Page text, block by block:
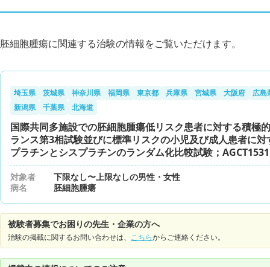
胚細胞腫瘍に関連する治験の情報をご覧いただけます。
埼玉県 茨城県 神奈川県 福岡県 東京都 兵庫県 宮城県 大阪府
広島
新潟県
千葉県 北海道
国際共同多施設での胚細胞腫瘍低リスク患者に対する積極
ランス第3相試験並びに標準リスクの小児及び成人患者に対
プラチンとシスプラチンのランダム化比較試験；AGCT1531
対象者
下限なし〜上限なしの男性・女性
病名
胚細胞腫瘍
被験者募集でお困りの先生・企業の方へ
治験の掲載に関するお問い合わせは、 こちらからご連絡ください。